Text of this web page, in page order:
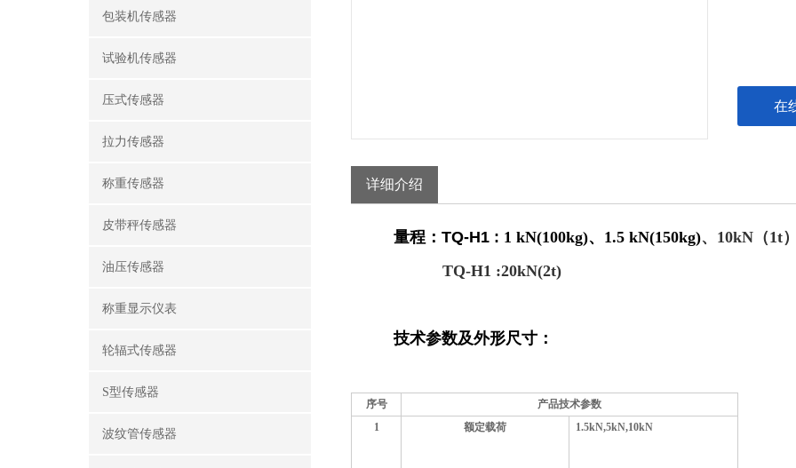
包装机传感器
试验机传感器
压式传感器
拉力传感器
称重传感器
皮带秤传感器
油压传感器
称重显示仪表
轮辐式传感器
S型传感器
波纹管传感器
在
详细介绍
量程：TQ-H1 : 1 kN(100kg)、 1.5 kN(150kg)、 10kN（1t）
TQ-H1 :20kN(2t)
技术参数及外形尺寸：
序号
产品技术参数
1
额定载荷 1.5kN,5kN,10kN